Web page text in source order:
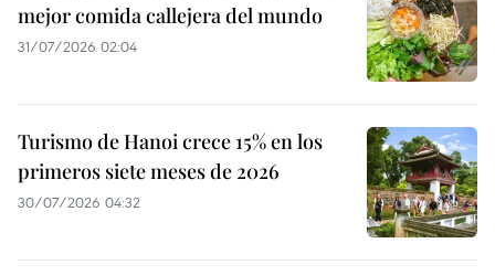
mejor comida callejera del mundo
31/07/2026 02:04
Turismo de Hanoi crece 15% en los
primeros siete meses de 2026
30/07/2026 04:32